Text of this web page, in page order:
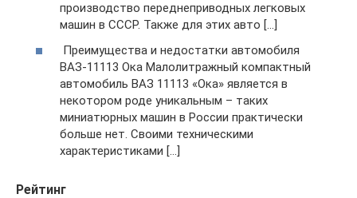
производство переднеприводных легковых
машин в СССР. Также для этих авто […]
Преимущества и недостатки автомобиля
ВАЗ-11113 Ока Малолитражный компактный
автомобиль ВАЗ 11113 «Ока» является в
некотором роде уникальным – таких
миниатюрных машин в России практически
больше нет. Своими техническими
характеристиками […]
Рейтинг